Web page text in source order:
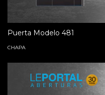
Puerta Modelo 481
CHAPA